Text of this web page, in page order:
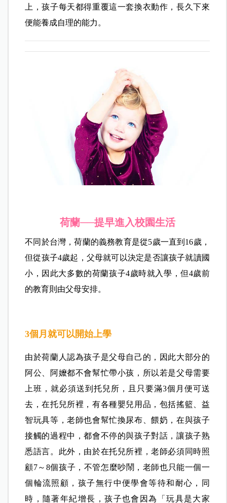
上，孩子每天都得重覆這一套換衣動作，長久下來
便能養成自理的能力。
荷蘭──提早進入校園生活
不同於台灣，荷蘭的義務教育是從5歲一直到16歲，
但從孩子4歲起，父母就可以決定是否讓孩子就讀國
小，因此大多數的荷蘭孩子4歲時就入學，但4歲前
的教育則由父母安排。
3個月就可以開始上學
由於荷蘭人認為孩子是父母自己的，因此大部分的
阿公、阿嬤都不會幫忙帶小孩，所以若是父母需要
上班，就必須送到托兒所，且只要滿3個月便可送
去，在托兒所裡，有各種嬰兒用品，包括搖籃、益
智玩具等，老師也會幫忙換尿布、餵奶，在與孩子
接觸的過程中，都會不停的與孩子對話，讓孩子熟
悉語言。此外，由於在托兒所裡，老師必須同時照
顧7～8個孩子，不管怎麼吵鬧，老師也只能一個一
個輪流照顧，孩子無行中便學會等待和耐心，同
時，隨著年紀增長，孩子也會因為「玩具是大家